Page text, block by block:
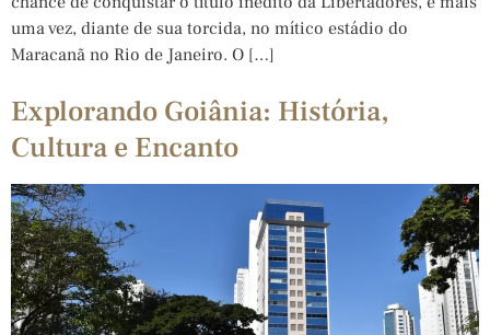
uma vez, diante de sua torcida, no mítico estádio do
Maracanã no Rio de Janeiro. O […]
Explorando Goiânia: História,
Cultura e Encanto